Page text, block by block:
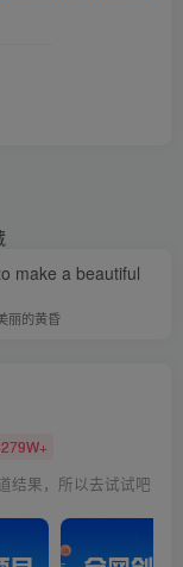
make a beautiful
丽的黄昏
结果，所以去试试吧